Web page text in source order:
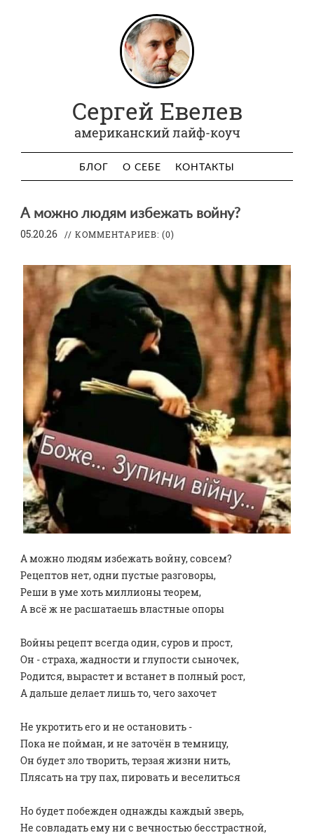
Сергей Евелев
американский лайф-коуч
БЛОГ О СЕБЕ КОНТАКТЫ
А можно людям избежать войну?
05.20.26 // КОММЕНТАРИЕВ: (0)
А можно людям избежать войну, совсем?
Рецептов нет, одни пустые разговоры,
Реши в уме хоть миллионы теорем,
А всё ж не расшатаешь властные опоры
Войны рецепт всегда один, суров и прост,
Он - страха, жадности и глупости сыночек,
Родится, вырастет и встанет в полный рост,
А дальше делает лишь то, чего захочет
Не укротить его и не остановить -
Пока не пойман, и не заточён в темницу,
Он будет зло творить, терзая жизни нить,
Плясать на тру пах, пировать и веселиться
Но будет побежден однажды каждый зверь,
Не совладать ему ни с вечностью бесстрастной,